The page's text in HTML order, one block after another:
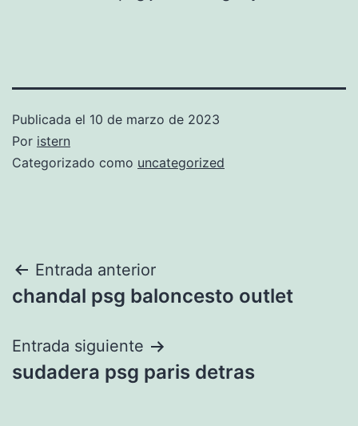
Publicada el 10 de marzo de 2023
Por istern
Categorizado como uncategorized
Navegación
de
entradas
Entrada anterior
chandal psg baloncesto outlet
Entrada siguiente
sudadera psg paris detras